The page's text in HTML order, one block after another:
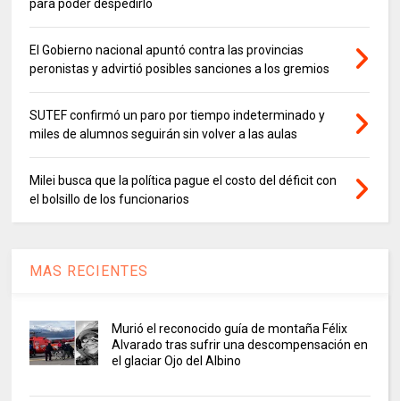
para poder despedirlo
El Gobierno nacional apuntó contra las provincias
peronistas y advirtió posibles sanciones a los gremios
SUTEF confirmó un paro por tiempo indeterminado y
miles de alumnos seguirán sin volver a las aulas
Milei busca que la política pague el costo del déficit con
el bolsillo de los funcionarios
MAS RECIENTES
Murió el reconocido guía de montaña Félix
Alvarado tras sufrir una descompensación en
el glaciar Ojo del Albino